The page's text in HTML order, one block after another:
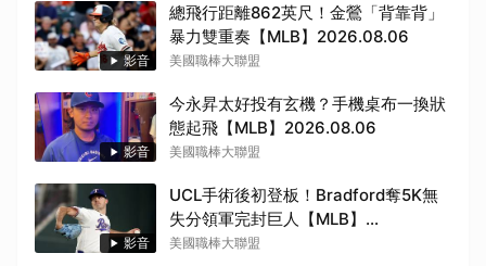
影音
總飛行距離862英尺！金鶯「背靠背」
暴力雙重奏【MLB】2026.08.06
美國職棒大聯盟
影音
今永昇太好投有玄機？手機桌布一換狀
態起飛【MLB】2026.08.06
美國職棒大聯盟
影音
UCL手術後初登板！Bradford奪5K無
失分領軍完封巨人【MLB】
2026.08.06
美國職棒大聯盟